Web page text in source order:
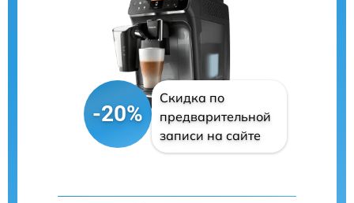
-20%
Скидка по
предварительной
записи на сайте